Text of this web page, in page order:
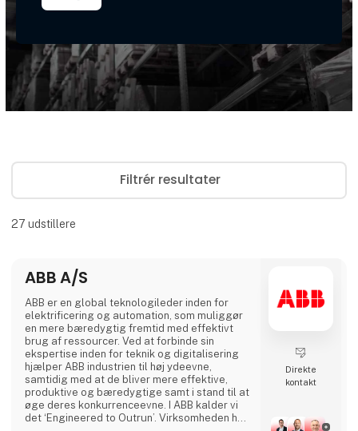
Filtrér resultater
27 udstillere
ABB A/S
ABB er en global teknologileder inden for
elektrificering og automation, som muliggør
en mere bæredygtig fremtid med effektivt
brug af ressourcer. Ved at forbinde sin
ekspertise inden for teknik og digitalisering
hjælper ABB industrien til høj ydeevne,
samtidig med at de bliver mere effektive,
produktive og bæredygtige samt i stand til at
øge deres konkurrenceevne. I ABB kalder vi
det ‘Engineered to Outrun’. Virksomheden har
Direkte
kontakt